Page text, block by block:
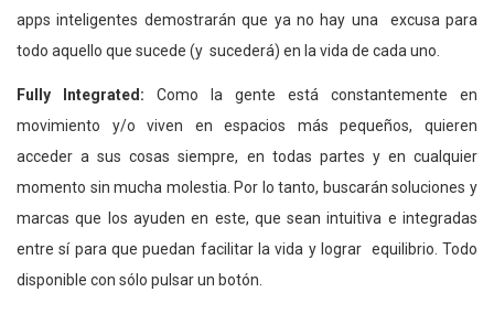
apps inteligentes demostrarán que ya no hay una excusa para
todo aquello que sucede (y sucederá) en la vida de cada uno.
Fully Integrated: Como la gente está constantemente en
movimiento y/o viven en espacios más pequeños, quieren
acceder a sus cosas siempre, en todas partes y en cualquier
momento sin mucha molestia. Por lo tanto, buscarán soluciones y
marcas que los ayuden en este, que sean intuitiva e integradas
entre sí para que puedan facilitar la vida y lograr equilibrio. Todo
disponible con sólo pulsar un botón.